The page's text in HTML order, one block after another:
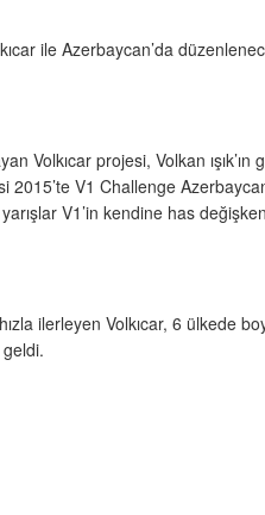
ile Azerbaycan’da
Volkıcar projesi, Volkan
V1 Challenge
V1’in kendine has
ilerleyen Volkıcar, 6 ülkede